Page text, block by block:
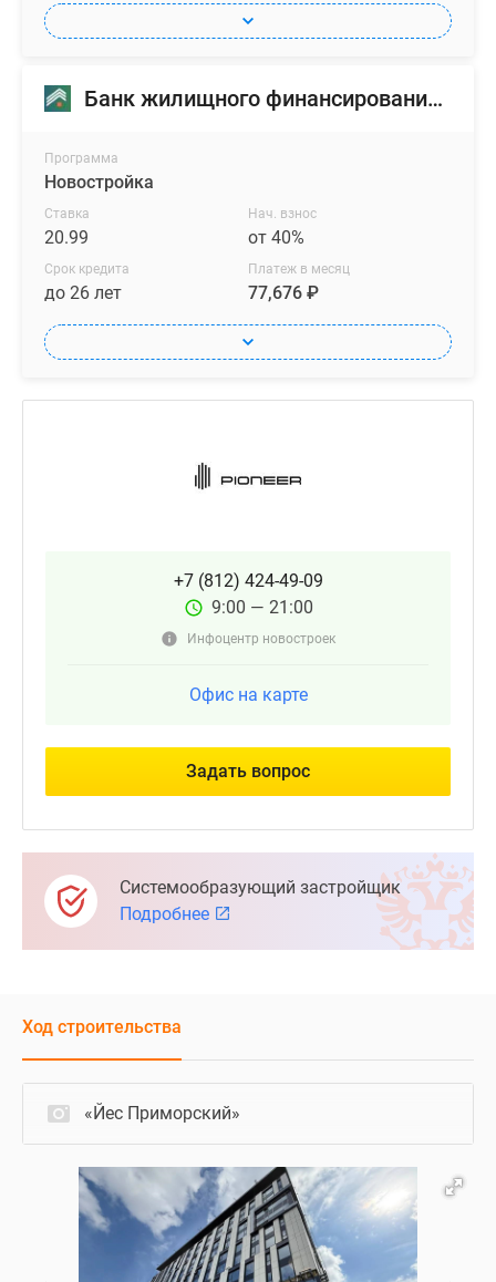
Банк жилищного финансирования (БЖФ)
Программа
Новостройка
Ставка
20.99
Нач. взнос
от 40%
Срок кредита
до 26 лет
Платеж в месяц
77,676 ₽
+7 (812) 424-49-09
9:00 — 21:00
Инфоцентр новостроек
Офис на карте
Задать вопрос
Системообразующий застройщик
Подробнее
Ход строительства
«Йес Приморский»